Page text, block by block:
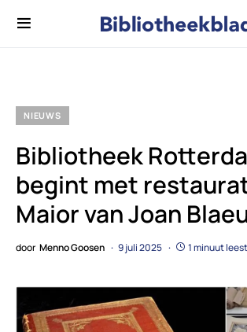
NIEUWS
Bibliotheek
begint met
Maior van Joan
door Menno Goosen 9 juli 2025 1 minuut